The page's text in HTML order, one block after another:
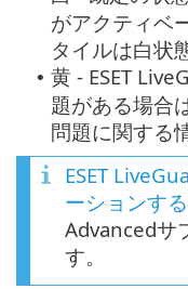
がアクティベ
タイルは白状
• 黄 - ESET
題がある場合
問題に関する
ESET
ーションする
Advancedサ
す。